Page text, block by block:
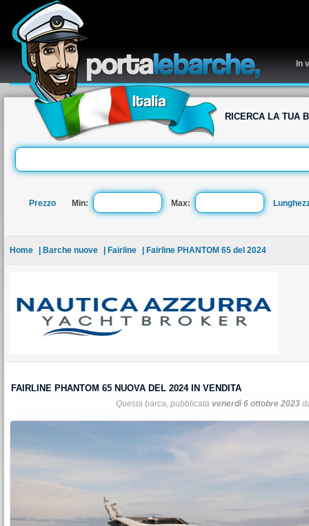
In
RICERCA LA TUA
Prezzo Min: Max:
Home | Barche nuove | Fairline | Fairline PHANTOM 65 del 2024
FAIRLINE PHANTOM 65 NUOVA DEL 2024 IN VENDITA
Questa barca, pubblicata venerdì 6 ottobre 2023